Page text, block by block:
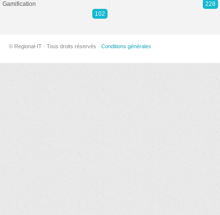
Gamification
102
228
© Regional-IT · Tous droits réservés · Conditions générales